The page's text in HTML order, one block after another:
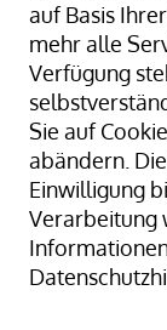
auf Basis
mehr alle
Verfügung
Sie auf
abändern.
Einwilligung
Verarbeitung
Suchen
Filter
Qualität